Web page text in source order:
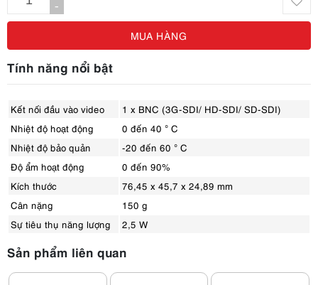
-
MUA HÀNG
Tính năng nổi bật
Kết nối đầu vào video
1 x BNC (3G-SDI/ HD-SDI/ SD-SDI)
Nhiệt độ hoạt động
0 đến 40 ° C
Nhiệt độ bảo quản
-20 đến 60 ° C
Độ ẩm hoạt động
0 đến 90%
Kích thước
76,45 x 45,7 x 24,89 mm
Cân nặng
150 g
Sự tiêu thụ năng lượng
2,5 W
Sản phẩm liên quan